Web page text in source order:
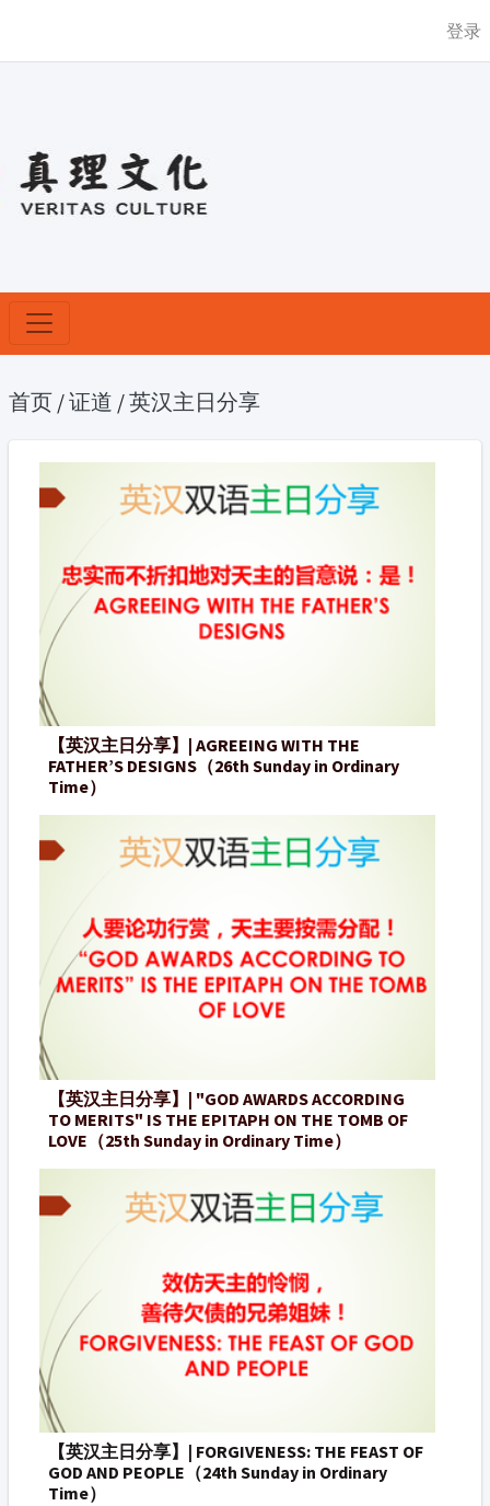
登录
首页 /证道 /英汉主日分享
【英汉主日分享】| AGREEING WITH THE
FATHER’S DESIGNS（26th Sunday in Ordinary
Time）
【英汉主日分享】| "GOD AWARDS ACCORDING
TO MERITS" IS THE EPITAPH ON THE TOMB OF
LOVE（25th Sunday in Ordinary Time）
【英汉主日分享】| FORGIVENESS: THE FEAST OF
GOD AND PEOPLE（24th Sunday in Ordinary
Time）